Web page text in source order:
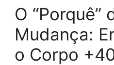
O “Porquê”
Mudança:
o Corpo